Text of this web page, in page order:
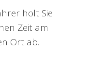
holt Sie
Zeit am
Ort ab.